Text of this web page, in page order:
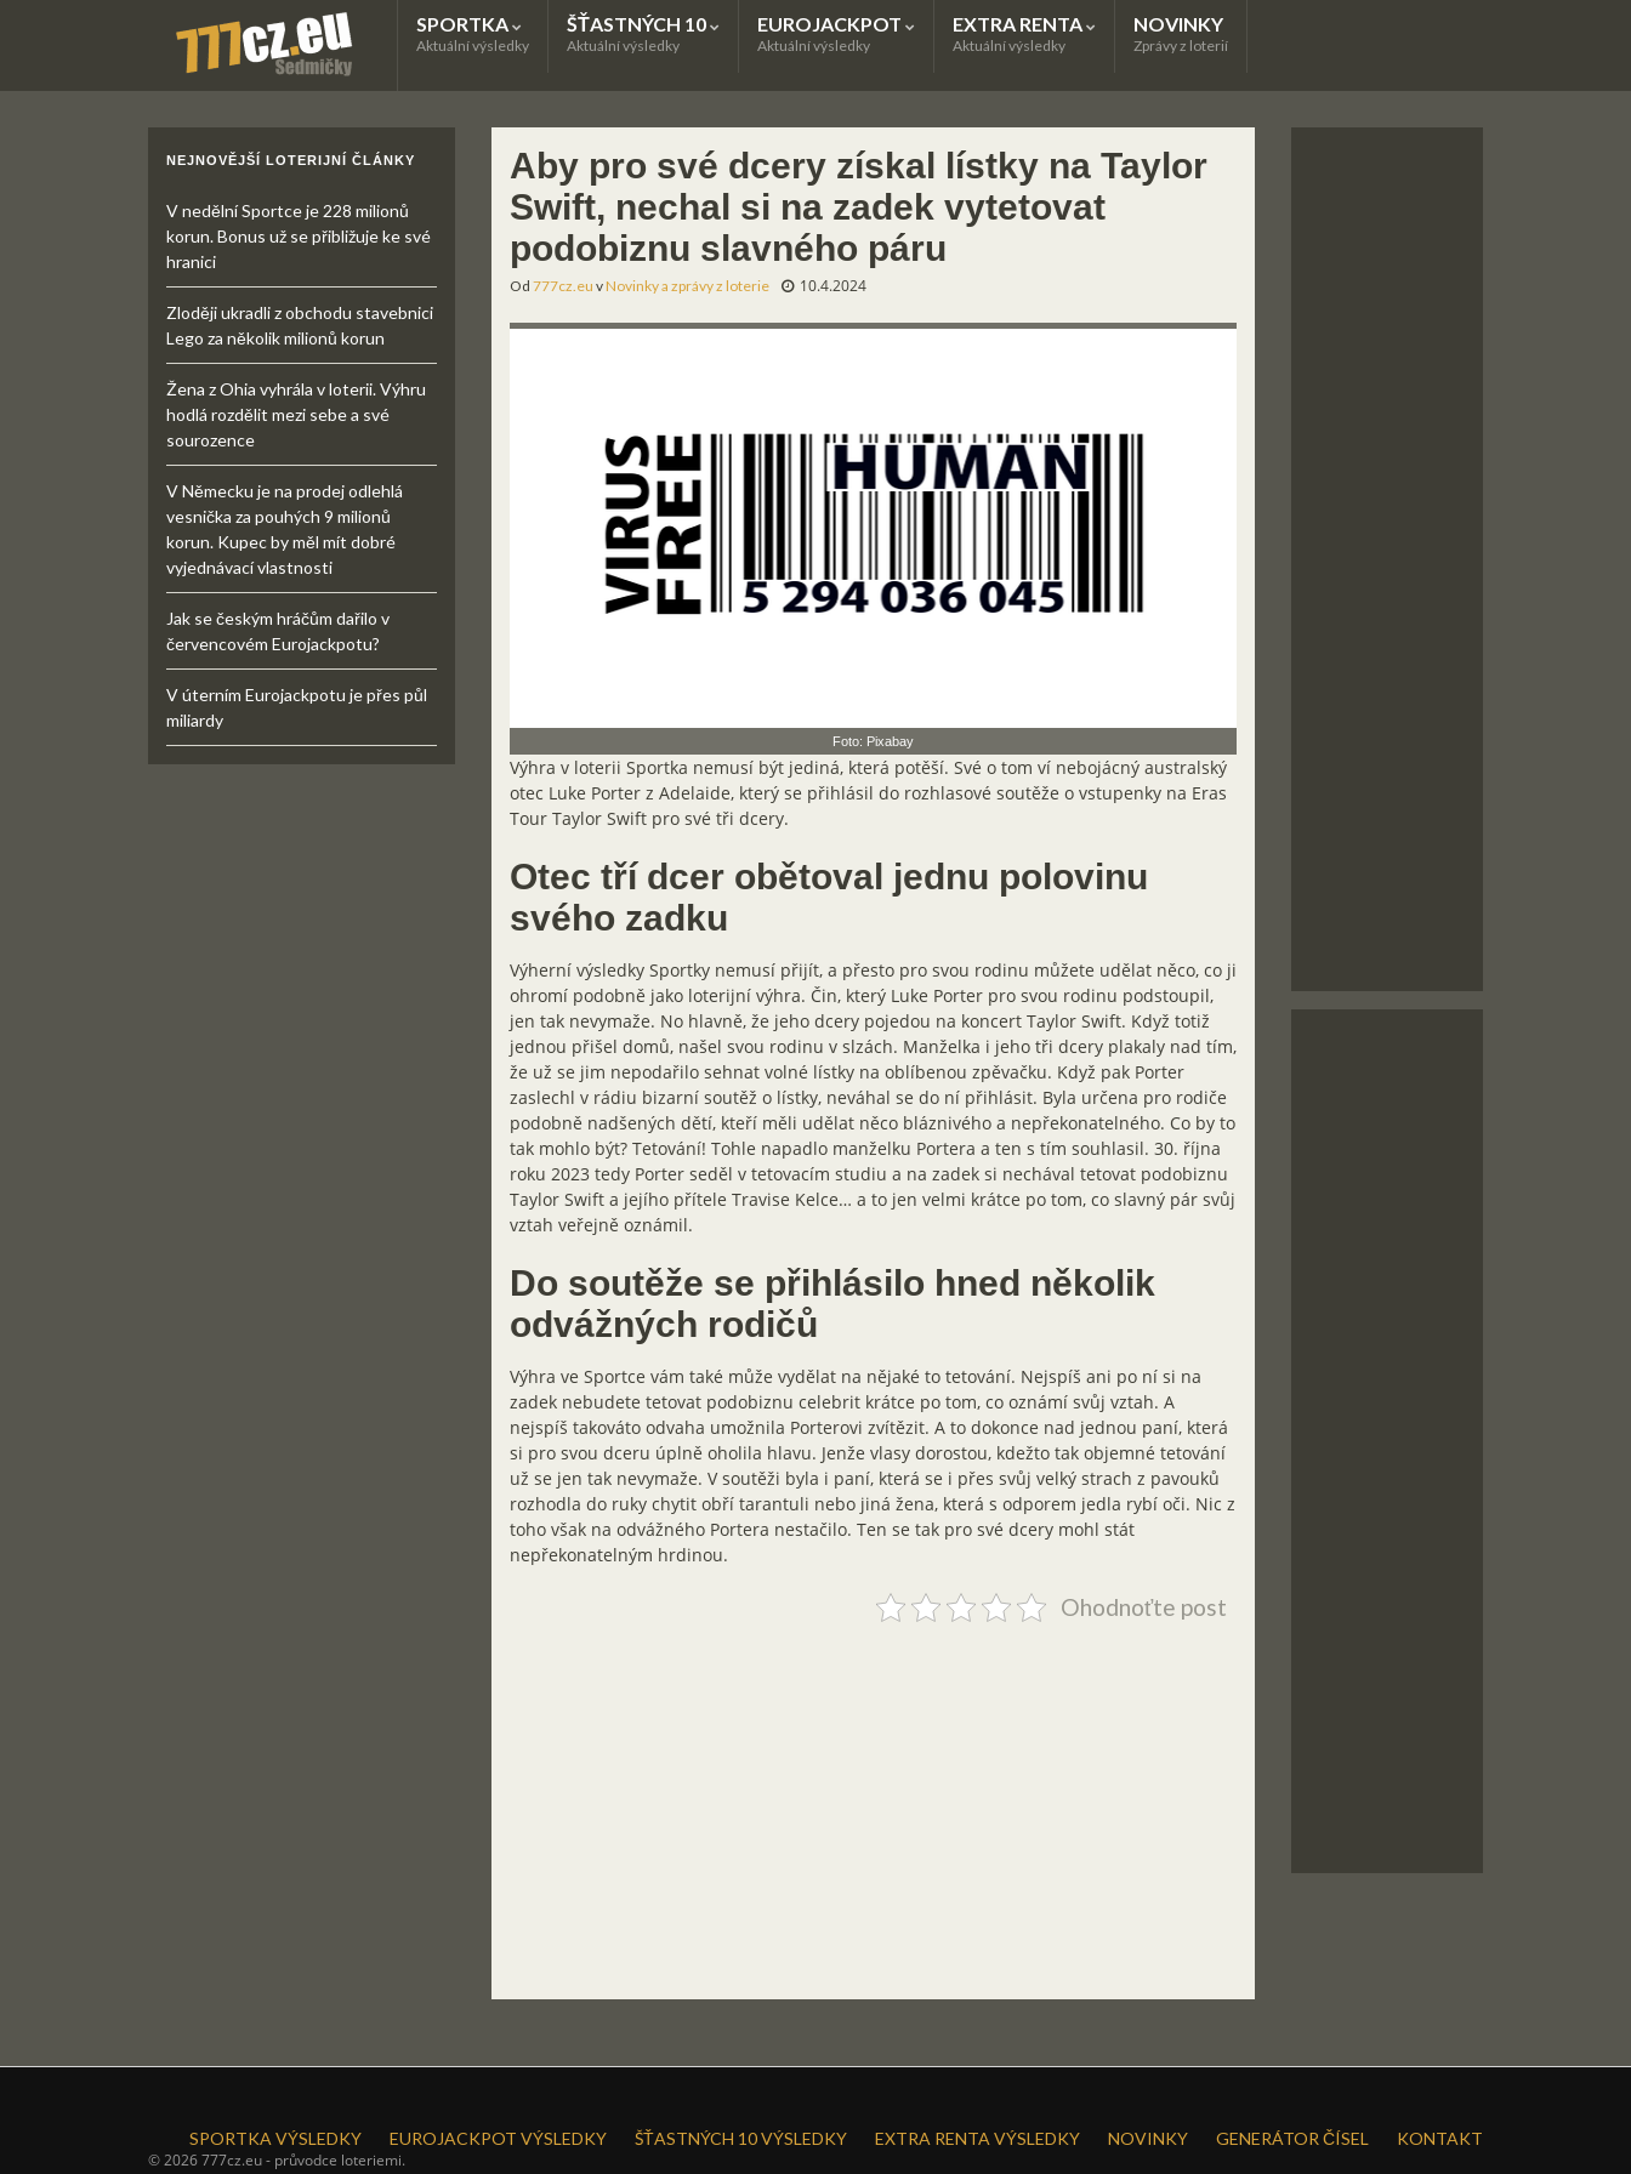
SPORTKA
Aktuální výsledky
ŠŤASTNÝCH 10
Aktuální výsledky
EUROJACKPOT
Aktuální výsledky
EXTRA RENTA
Aktuální výsledky
NOVINKY
Zprávy z loterií
Aby pro své dcery získal lístky na Taylor
Swift, nechal si na zadek vytetovat
podobiznu slavného páru
Od 777cz.eu vNovinky a zprávy z loterie 10.4.2024
Foto: Pixabay
Výhra v loterii Sportka nemusí být jediná, která potěší. Své o tom ví nebojácný australský
otec Luke Porter z Adelaide, který se přihlásil do rozhlasové soutěže o vstupenky na Eras
Tour Taylor Swift pro své tři dcery.
Otec tří dcer obětoval jednu polovinu
svého zadku
Výherní výsledky Sportky nemusí přijít, a přesto pro svou rodinu můžete udělat něco, co ji
ohromí podobně jako loterijní výhra. Čin, který Luke Porter pro svou rodinu podstoupil,
jen tak nevymaže. No hlavně, že jeho dcery pojedou na koncert Taylor Swift. Když totiž
jednou přišel domů, našel svou rodinu v slzách. Manželka i jeho tři dcery plakaly nad tím,
že už se jim nepodařilo sehnat volné lístky na oblíbenou zpěvačku. Když pak Porter
zaslechl v rádiu bizarní soutěž o lístky, neváhal se do ní přihlásit. Byla určena pro rodiče
podobně nadšených dětí, kteří měli udělat něco bláznivého a nepřekonatelného. Co by to
tak mohlo být? Tetování! Tohle napadlo manželku Portera a ten s tím souhlasil. 30. října
roku 2023 tedy Porter seděl v tetovacím studiu a na zadek si nechával tetovat podobiznu
Taylor Swift a jejího přítele Travise Kelce… a to jen velmi krátce po tom, co slavný pár svůj
vztah veřejně oznámil.
Do soutěže se přihlásilo hned několik
odvážných rodičů
Výhra ve Sportce vám také může vydělat na nějaké to tetování. Nejspíš ani po ní si na
zadek nebudete tetovat podobiznu celebrit krátce po tom, co oznámí svůj vztah. A
nejspíš takováto odvaha umožnila Porterovi zvítězit. A to dokonce nad jednou paní, která
si pro svou dceru úplně oholila hlavu. Jenže vlasy dorostou, kdežto tak objemné tetování
už se jen tak nevymaže. V soutěži byla i paní, která se i přes svůj velký strach z pavouků
rozhodla do ruky chytit obří tarantuli nebo jiná žena, která s odporem jedla rybí oči. Nic z
toho však na odvážného Portera nestačilo. Ten se tak pro své dcery mohl stát
nepřekonatelným hrdinou.
Ohodnoťte post
NEJNOVĚJŠÍ LOTERIJNÍ ČLÁNKY
V nedělní Sportce je 228 milionů
korun. Bonus už se přibližuje ke své
hranici
Zloději ukradli z obchodu stavebnici
Lego za několik milionů korun
Žena z Ohia vyhrála v loterii. Výhru
hodlá rozdělit mezi sebe a své
sourozence
V Německu je na prodej odlehlá
vesnička za pouhých 9 milionů
korun. Kupec by měl mít dobré
vyjednávací vlastnosti
Jak se českým hráčům dařilo v
červencovém Eurojackpotu?
V úterním Eurojackpotu je přes půl
miliardy
SPORTKA VÝSLEDKY EUROJACKPOT VÝSLEDKY ŠŤASTNÝCH 10 VÝSLEDKY EXTRA RENTA VÝSLEDKY NOVINKY GENERÁTOR ČÍSEL
KONTAKT
© 2026 777cz.eu - průvodce loteriemi.